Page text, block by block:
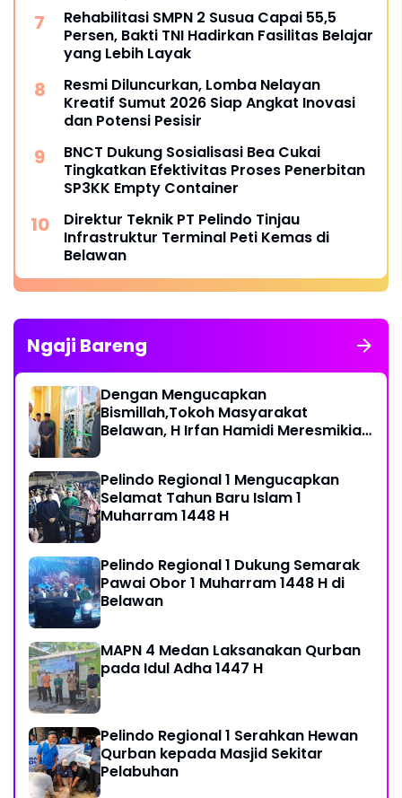
Rehabilitasi SMPN 2 Susua Capai 55,5
Persen, Bakti TNI Hadirkan Fasilitas Belajar
yang Lebih Layak
Resmi Diluncurkan, Lomba Nelayan
Kreatif Sumut 2026 Siap Angkat Inovasi
dan Potensi Pesisir
BNCT Dukung Sosialisasi Bea Cukai
Tingkatkan Efektivitas Proses Penerbitan
SP3KK Empty Container
Direktur Teknik PT Pelindo Tinjau
Infrastruktur Terminal Peti Kemas di
Belawan
Ngaji Bareng
Dengan Mengucapkan
Bismillah,Tokoh Masyarakat
Belawan, H Irfan Hamidi Meresmikian
Pelindo Regional 1 Mengucapkan
Selamat Tahun Baru Islam 1
Muharram 1448 H
Pelindo Regional 1 Dukung Semarak
Pawai Obor 1 Muharram 1448 H di
Belawan
MAPN 4 Medan Laksanakan Qurban
pada Idul Adha 1447 H
Pelindo Regional 1 Serahkan Hewan
Qurban kepada Masjid Sekitar
Pelabuhan